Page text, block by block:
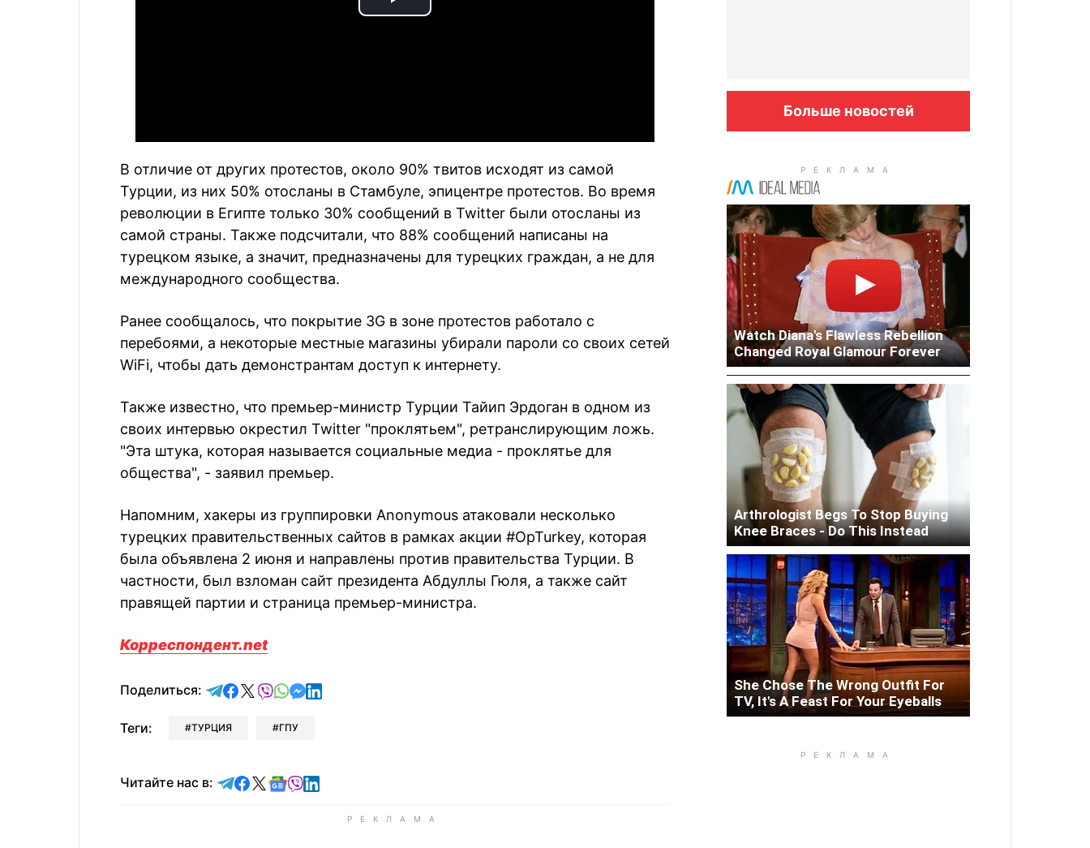
Play
В отличие от других протестов, около 90% твитов исходят из самой
Турции, из них 50% отосланы в Стамбуле, эпицентре протестов. Во время
революции в Египте только 30% сообщений в Twitter были отосланы из
самой страны. Также подсчитали, что 88% сообщений написаны на
турецком языке, а значит, предназначены для турецких граждан, а не для
международного сообщества.
Ранее сообщалось, что покрытие 3G в зоне протестов работало с
перебоями, а некоторые местные магазины убирали пароли со своих сетей
WiFi, чтобы дать демонстрантам доступ к интернету.
Также известно, что премьер-министр Турции Тайип Эрдоган в одном из
своих интервью окрестил Twitter "проклятьем", ретранслирующим ложь.
"Эта штука, которая называется социальные медиа - проклятье для
общества", - заявил премьер.
Напомним, хакеры из группировки Anonymous атаковали несколько
турецких правительственных сайтов в рамках акции #OpTurkey, которая
была объявлена 2 июня и направлены против правительства Турции. В
частности, был взломан сайт президента Абдуллы Гюля, а также сайт
правящей партии и страница премьер-министра.
Корреспондент.net
Поделиться: отправить в Telegram
поделиться в Facebook
поделиться в X
отправить в Viber
отправить в Whatsapp
отправить в Messenger
отправить в LinkedIn
Теги: ТУРЦИЯ ГПУ
Читайте нас в: Читайте в Telegram
Читайте в Facebook
Читайте в X
Читайте в Google news
Читайте в Viber
Читайте в LinkedIn
Больше новостей